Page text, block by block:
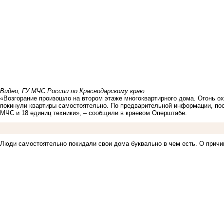
Видео, ГУ МЧС России по Краснодарскому краю
«Возгорание произошло на втором этаже многоквартирного дома. Огонь
покинули квартиры самостоятельно. По предварительной информации,
МЧС и 18 единиц техники», – сообщили в краевом Оперштабе.
Люди самостоятельно покидали свои дома буквально в чем есть. О